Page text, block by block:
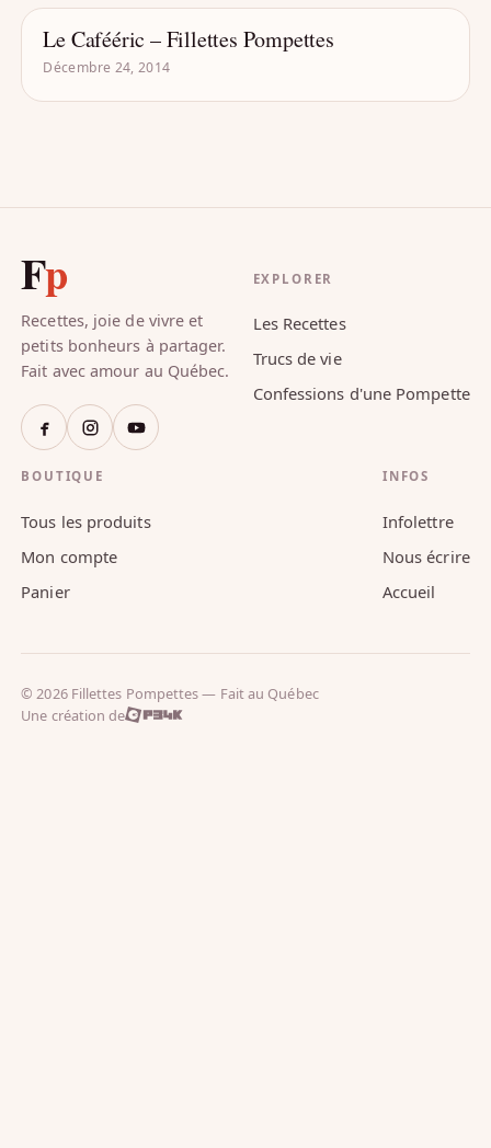
CAPSULES
Le Cafééric – Fillettes Pompettes
Décembre 24, 2014
Fp
Recettes, joie de vivre et
petits bonheurs à partager.
Fait avec amour au Québec.
EXPLORER
Les Recettes
Trucs de vie
Confessions d'une Pompette
BOUTIQUE
Tous les produits
Mon compte
Panier
INFOS
Infolettre
Nous écrire
Accueil
© 2026 Fillettes Pompettes — Fait au Québec
Une création de